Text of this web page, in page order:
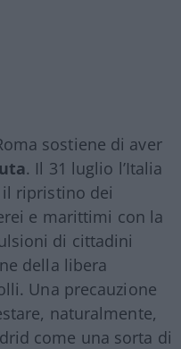
sostiene di aver
. Il 31 luglio l’Italia
ripristino dei
e marittimi con la
di cittadini
della libera
Una precauzione
naturalmente,
come una sorta di